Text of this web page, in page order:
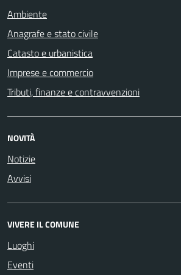
Ambiente
Anagrafe e stato civile
Catasto e urbanistica
Imprese e commercio
Tributi, finanze e contravvenzioni
NOVITÀ
Notizie
Avvisi
VIVERE IL COMUNE
Luoghi
Eventi